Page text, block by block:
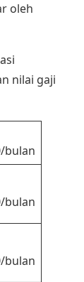
oleh
nilai gaji
bulan
bulan
bulan